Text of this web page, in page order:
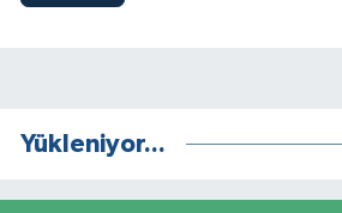
Yükleniyor...